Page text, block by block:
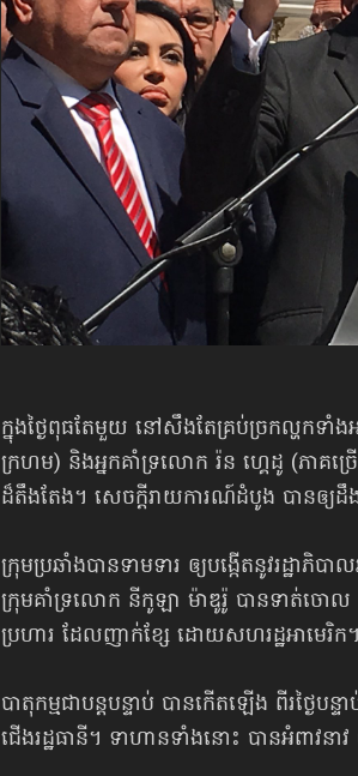
ក្នុងថ្ងៃពុធតែមួយ នៅសឹងតែគ្រប់ច្រកល្ហកទាំ
ក្រហម) និងអ្នកគាំទ្រលោក រ៉ន ហ្គេដូ (ភាគច្រ
ដ៏តឹងតែង។ សេចក្ដីរាយការណ៍ដំបូង បានឲ្យដឹ
ក្រុមប្រឆាំងបានទាមទារ ឲ្យបង្កើតនូវរដ្ឋ
ក្រុមគាំទ្រលោក នីកូឡា ម៉ាឌូរ៉ូ បានទាត់ចោល កា
ប្រហារ ដែលញាក់ខ្សែ ដោយសហរដ្ឋអាមេរិក។
បាតុកម្មជាបន្តបន្ទាប់ បានកើតឡើង ពីរថ្ងៃ
ជើងរដ្ឋធានី។ ទាហានទាំងនោះ បានអំពាវនាវ